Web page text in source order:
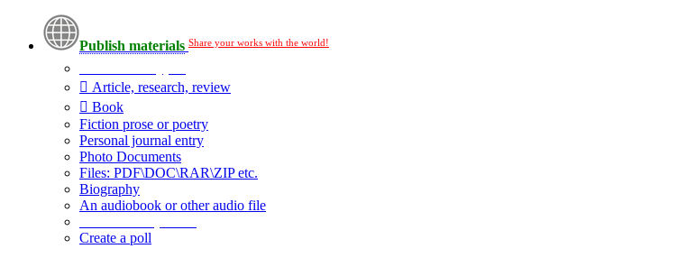
Publish materials Share your works with the world!
Article, research, review
Book
Fiction prose or poetry
Personal journal entry
Photo Documents
Files: PDF\DOC\RAR\ZIP etc.
Biography
An audiobook or other audio file
Create a poll